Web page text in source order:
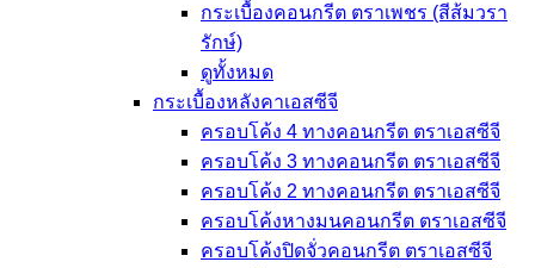
กระเบื้องคอนกรีต ตราเพชร (สีส้มวรา
รักษ์)
ดูทั้งหมด
กระเบื้องหลังคาเอสซีจี
ครอบโค้ง 4 ทางคอนกรีต ตราเอสซีจี
ครอบโค้ง 3 ทางคอนกรีต ตราเอสซีจี
ครอบโค้ง 2 ทางคอนกรีต ตราเอสซีจี
ครอบโค้งหางมนคอนกรีต ตราเอสซีจี
ครอบโค้งปิดจั่วคอนกรีต ตราเอสซีจี